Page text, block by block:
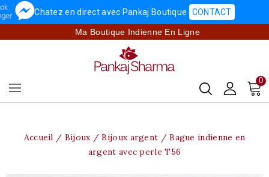
Chatez en direct avec Pankaj Boutique CONTACT
Ma Boutique Indienne En Ligne
0
Accueil Bijoux Bijoux argent
Bague indienne en
argent avec perle T56